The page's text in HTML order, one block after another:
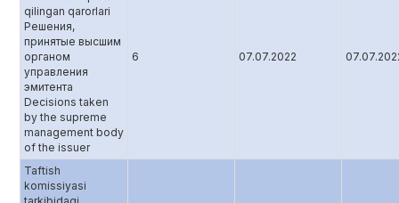
qilingan qarorlari
Решения,
принятые высшим
органом
управления
эмитента
Decisions taken
by the supreme
management body
of the issuer
6 07.07.2022
Taftish
komissiyasi